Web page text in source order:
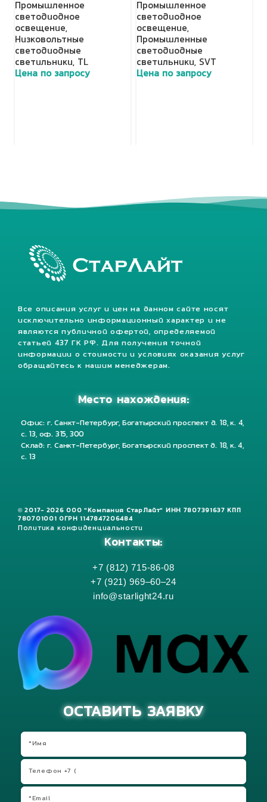
Промышленное
светодиодное
освещение,
Низковольтные
светодиодные
светильники, TL
Цена по запросу
Промышленное
светодиодное
освещение,
Промышленные
светодиодные
светильники, SVT
Цена по запросу
Все описания услуг и цен на данном сайте носят
исключительно информационный характер и не
являются публичной офертой, определяемой
статьей 437 ГК РФ. Для получения точной
информации о стоимости и условиях оказания услуг
обращайтесь к нашим менеджерам.
Место нахождения:
Офис: г. Санкт-Петербург, Богатырский проспект д. 18, к. 4,
с. 13, оф. 315, 300
Склад: г. Санкт-Петербург, Богатырский проспект д. 18, к. 4,
с. 13
© 2017- 2026 ООО "Компания СтарЛайт" ИНН 7807391637 КПП
780701001 ОГРН 1147847206484
Политика конфиденциальности
Контакты:
+7 (812) 715-86-08
+7 (921) 969–60–24
info@starlight24.ru
ОСТАВИТЬ ЗАЯВКУ